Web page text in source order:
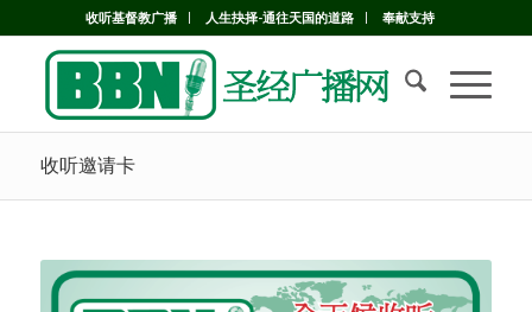
收听基督教广播 人生抉择-通往天国的道路 奉献支持
收听邀请卡